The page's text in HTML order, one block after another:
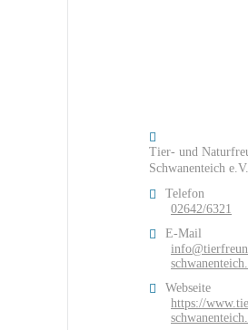
Tier- und
Schwanenteich e.V.
Telefon
02642/6321
E-Mail
Webseite
https://